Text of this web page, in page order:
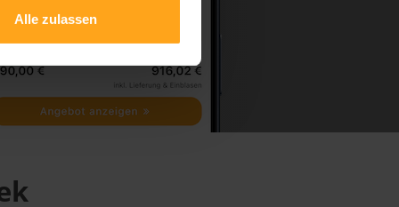
Alle zulassen